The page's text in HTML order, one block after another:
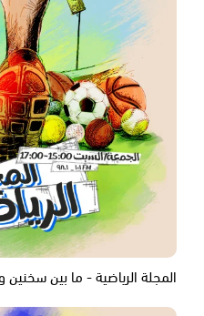
المجلة الرياضية - ما بين سخنين